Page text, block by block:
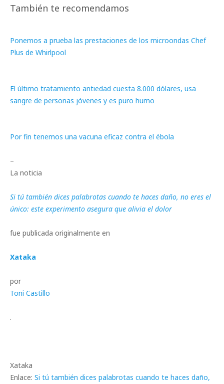
También te recomendamos
Ponemos a prueba las prestaciones de los microondas Chef
Plus de Whirlpool
El último tratamiento antiedad cuesta 8.000 dólares, usa
sangre de personas jóvenes y es puro humo
Por fin tenemos una vacuna eficaz contra el ébola
–
La noticia
Si tú también dices palabrotas cuando te haces daño, no eres el
único: este experimento asegura que alivia el dolor
fue publicada originalmente en
Xataka
por
Toni Castillo
.
Xataka
Enlace: Si tú también dices palabrotas cuando te haces daño,